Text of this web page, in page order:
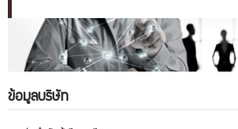
ข้อมูลบริษัท